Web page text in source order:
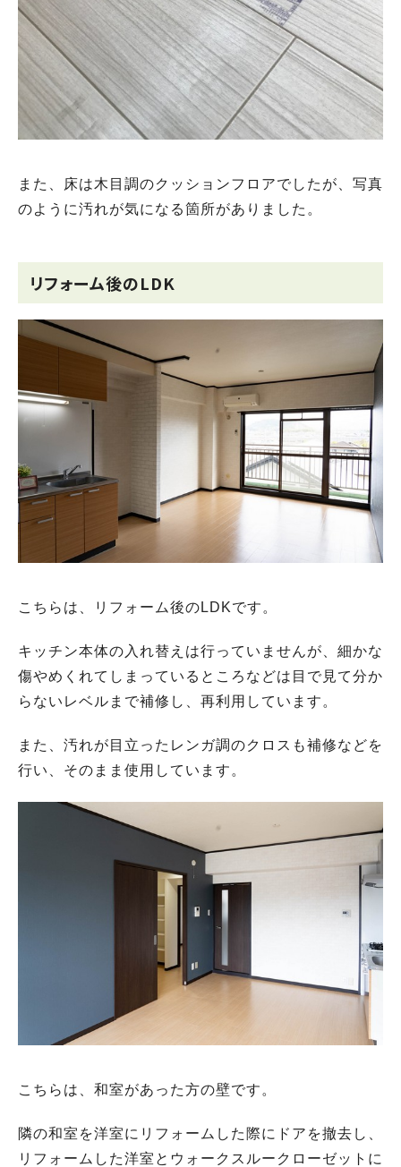
また、床は木目調のクッションフロアでしたが、写真
のように汚れが気になる箇所がありました。
リフォーム後のLDK
こちらは、リフォーム後のLDKです。
キッチン本体の入れ替えは行っていませんが、細かな
傷やめくれてしまっているところなどは目で見て分か
らないレベルまで補修し、再利用しています。
また、汚れが目立ったレンガ調のクロスも補修などを
行い、そのまま使用しています。
こちらは、和室があった方の壁です。
隣の和室を洋室にリフォームした際にドアを撤去し、
リフォームした洋室とウォークスルークローゼットに